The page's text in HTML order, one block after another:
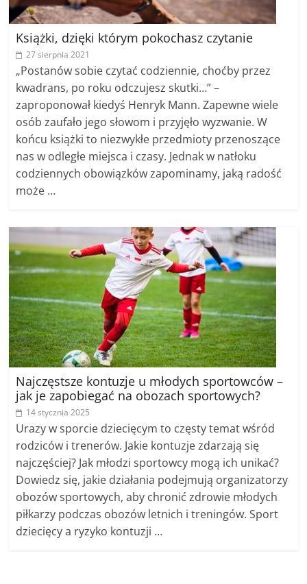
Książki, dzięki którym pokochasz czytanie
27 sierpnia 2021
„Postanów sobie czytać codziennie, choćby przez
kwadrans, po roku odczujesz skutki…” –
zaproponował kiedyś Henryk Mann. Zapewne wiele
osób zaufało jego słowom i przyjęło wyzwanie. W
końcu książki to niezwykłe przedmioty przenoszące
nas w odległe miejsca i czasy. Jednak w natłoku
codziennych obowiązków zapominamy, jaką radość
może …
Najczęstsze kontuzje u młodych sportowców –
jak je zapobiegać na obozach sportowych?
14 stycznia 2025
Urazy w sporcie dziecięcym to częsty temat wśród
rodziców i trenerów. Jakie kontuzje zdarzają się
najczęściej? Jak młodzi sportowcy mogą ich unikać?
Dowiedz się, jakie działania podejmują organizatorzy
obozów sportowych, aby chronić zdrowie młodych
piłkarzy podczas obozów letnich i treningów. Sport
dziecięcy a ryzyko kontuzji …